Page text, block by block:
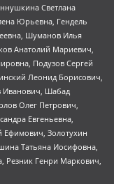
Светлана
Юрьевна, Гендель
Шуманов Илья
Анатолий Мариевич,
Подузов Сергей
Леонид Борисович,
Иванович, Шабад
Олег Петрович,
Евгеньевна,
Ефимович, Золотухин
Татьяна Иосифовна,
Резник Генри Маркович,